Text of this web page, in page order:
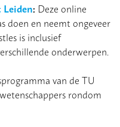
: Deze online
doen en neemt ongeveer
is inclusief
onderwerpen.
van de TU
rondom